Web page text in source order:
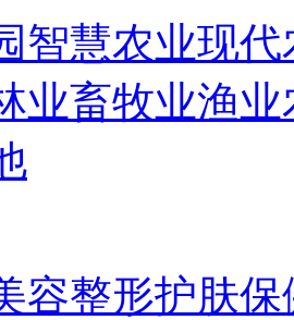
智慧农业现代
业畜牧业渔业
容整形护肤保